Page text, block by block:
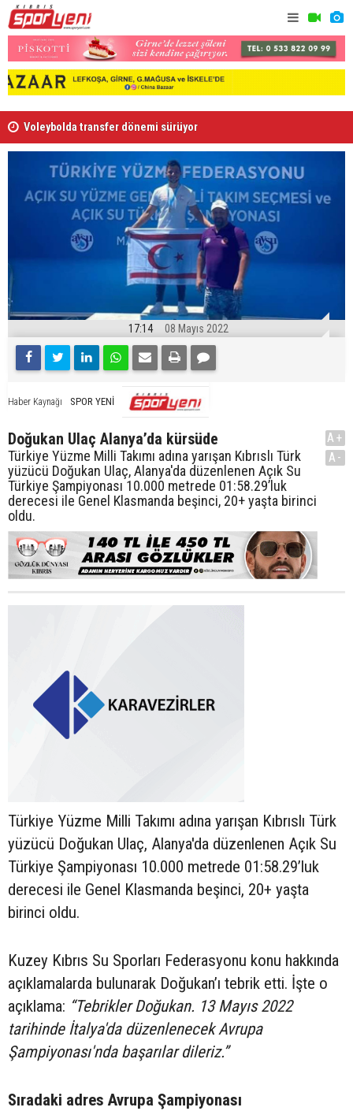
Voleybolda transfer dönemi sürüyor
17:14 08 Mayıs 2022
Haber Kaynağı SPOR YENİ
Doğukan Ulaç Alanya’da kürsüde
Türkiye Yüzme Milli Takımı adına yarışan Kıbrıslı Türk
yüzücü Doğukan Ulaç, Alanya'da düzenlenen Açık Su
Türkiye Şampiyonası 10.000 metrede 01:58.29’luk
derecesi ile Genel Klasmanda beşinci, 20+ yaşta birinci
oldu.
A+
A-
Türkiye Yüzme Milli Takımı adına yarışan Kıbrıslı Türk
yüzücü Doğukan Ulaç, Alanya'da düzenlenen Açık Su
Türkiye Şampiyonası 10.000 metrede 01:58.29’luk
derecesi ile Genel Klasmanda beşinci, 20+ yaşta
birinci oldu.
Kuzey Kıbrıs Su Sporları Federasyonu konu hakkında
açıklamalarda bulunarak Doğukan’ı tebrik etti. İşte o
açıklama: “Tebrikler Doğukan. 13 Mayıs 2022
tarihinde İtalya'da düzenlenecek Avrupa
Şampiyonası'nda başarılar dileriz.”
Sıradaki adres Avrupa Şampiyonası